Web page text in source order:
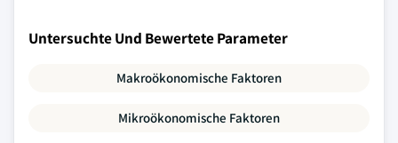
Untersuchte Und Bewertete Parameter
Makroökonomische Faktoren
Mikroökonomische Faktoren